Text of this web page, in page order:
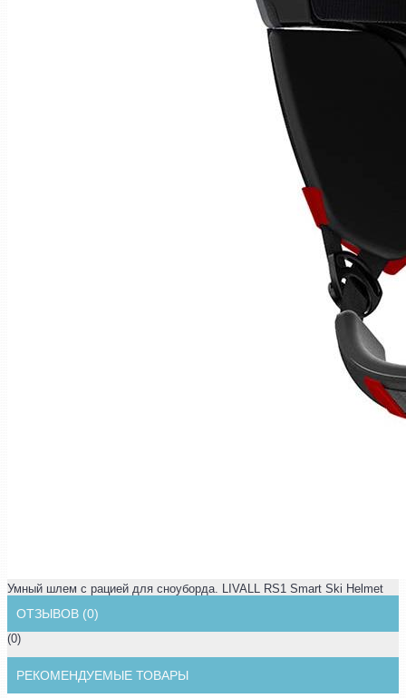
Умный шлем с рацией для сноуборда. LIVALL RS1 Smart Ski Helmet
ОТЗЫВОВ (0)
(0)
РЕКОМЕНДУЕМЫЕ ТОВАРЫ